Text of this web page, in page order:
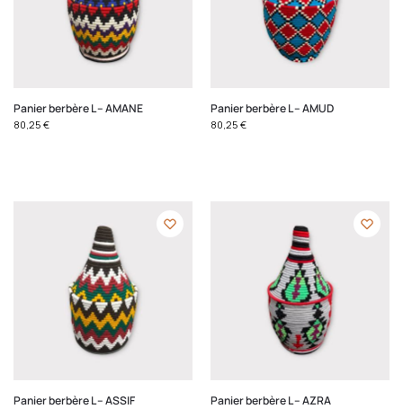
Panier berbère L – AMANE
80,25 €
Panier berbère L – AMUD
80,25 €
Panier berbère L – ASSIF Panier berbère L – AZRA